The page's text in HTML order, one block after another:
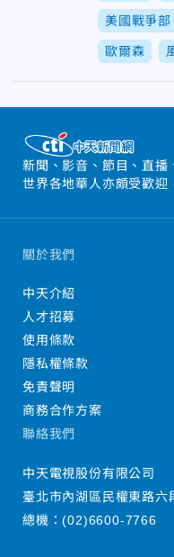
美國戰爭部
歐爾森
新聞、影音、節目、直
世界各地華人亦頗受歡迎
關於我們
中天介紹
人才招募
使用條款
隱私權條款
免責聲明
商務合作方案
聯絡我們
中天電視股份有限公司
臺北市內湖區民權東路六
總機：(02)6600-7766